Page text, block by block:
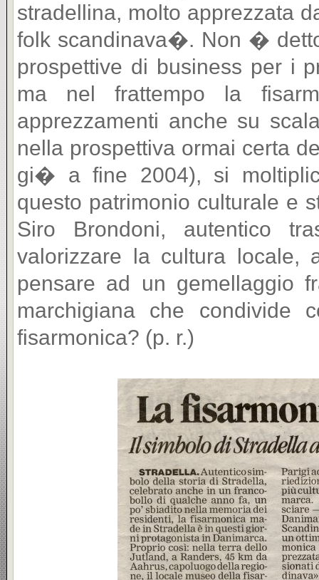
stradellina, molto apprezzata
folk scandinava�. Non �
prospettive di business per i
ma nel frattempo la
apprezzamenti anche su
nella prospettiva ormai certa
gi� a fine 2004), si
questo patrimonio culturale e
Siro Brondoni, autentico
valorizzare la cultura locale,
pensare ad un gemellaggio
marchigiana che condivide
fisarmonica? (p. r.)